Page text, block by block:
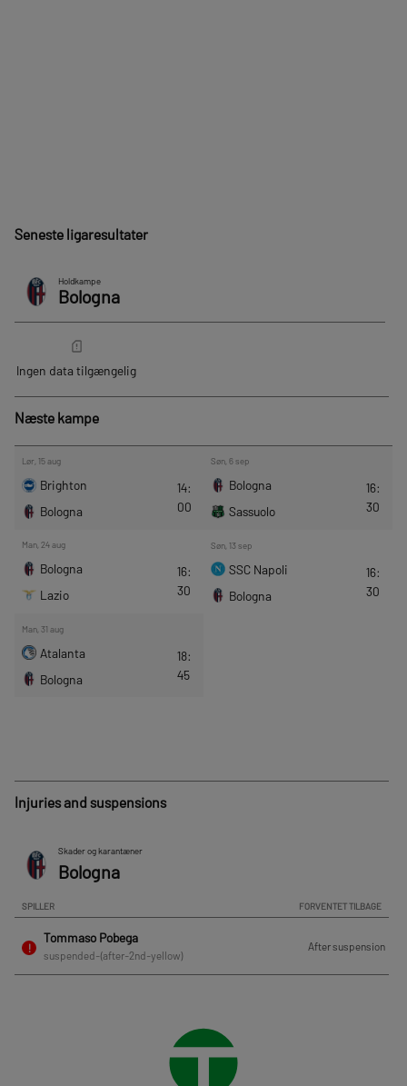
Seneste ligaresultater
Næste kampe
Injuries and suspensions